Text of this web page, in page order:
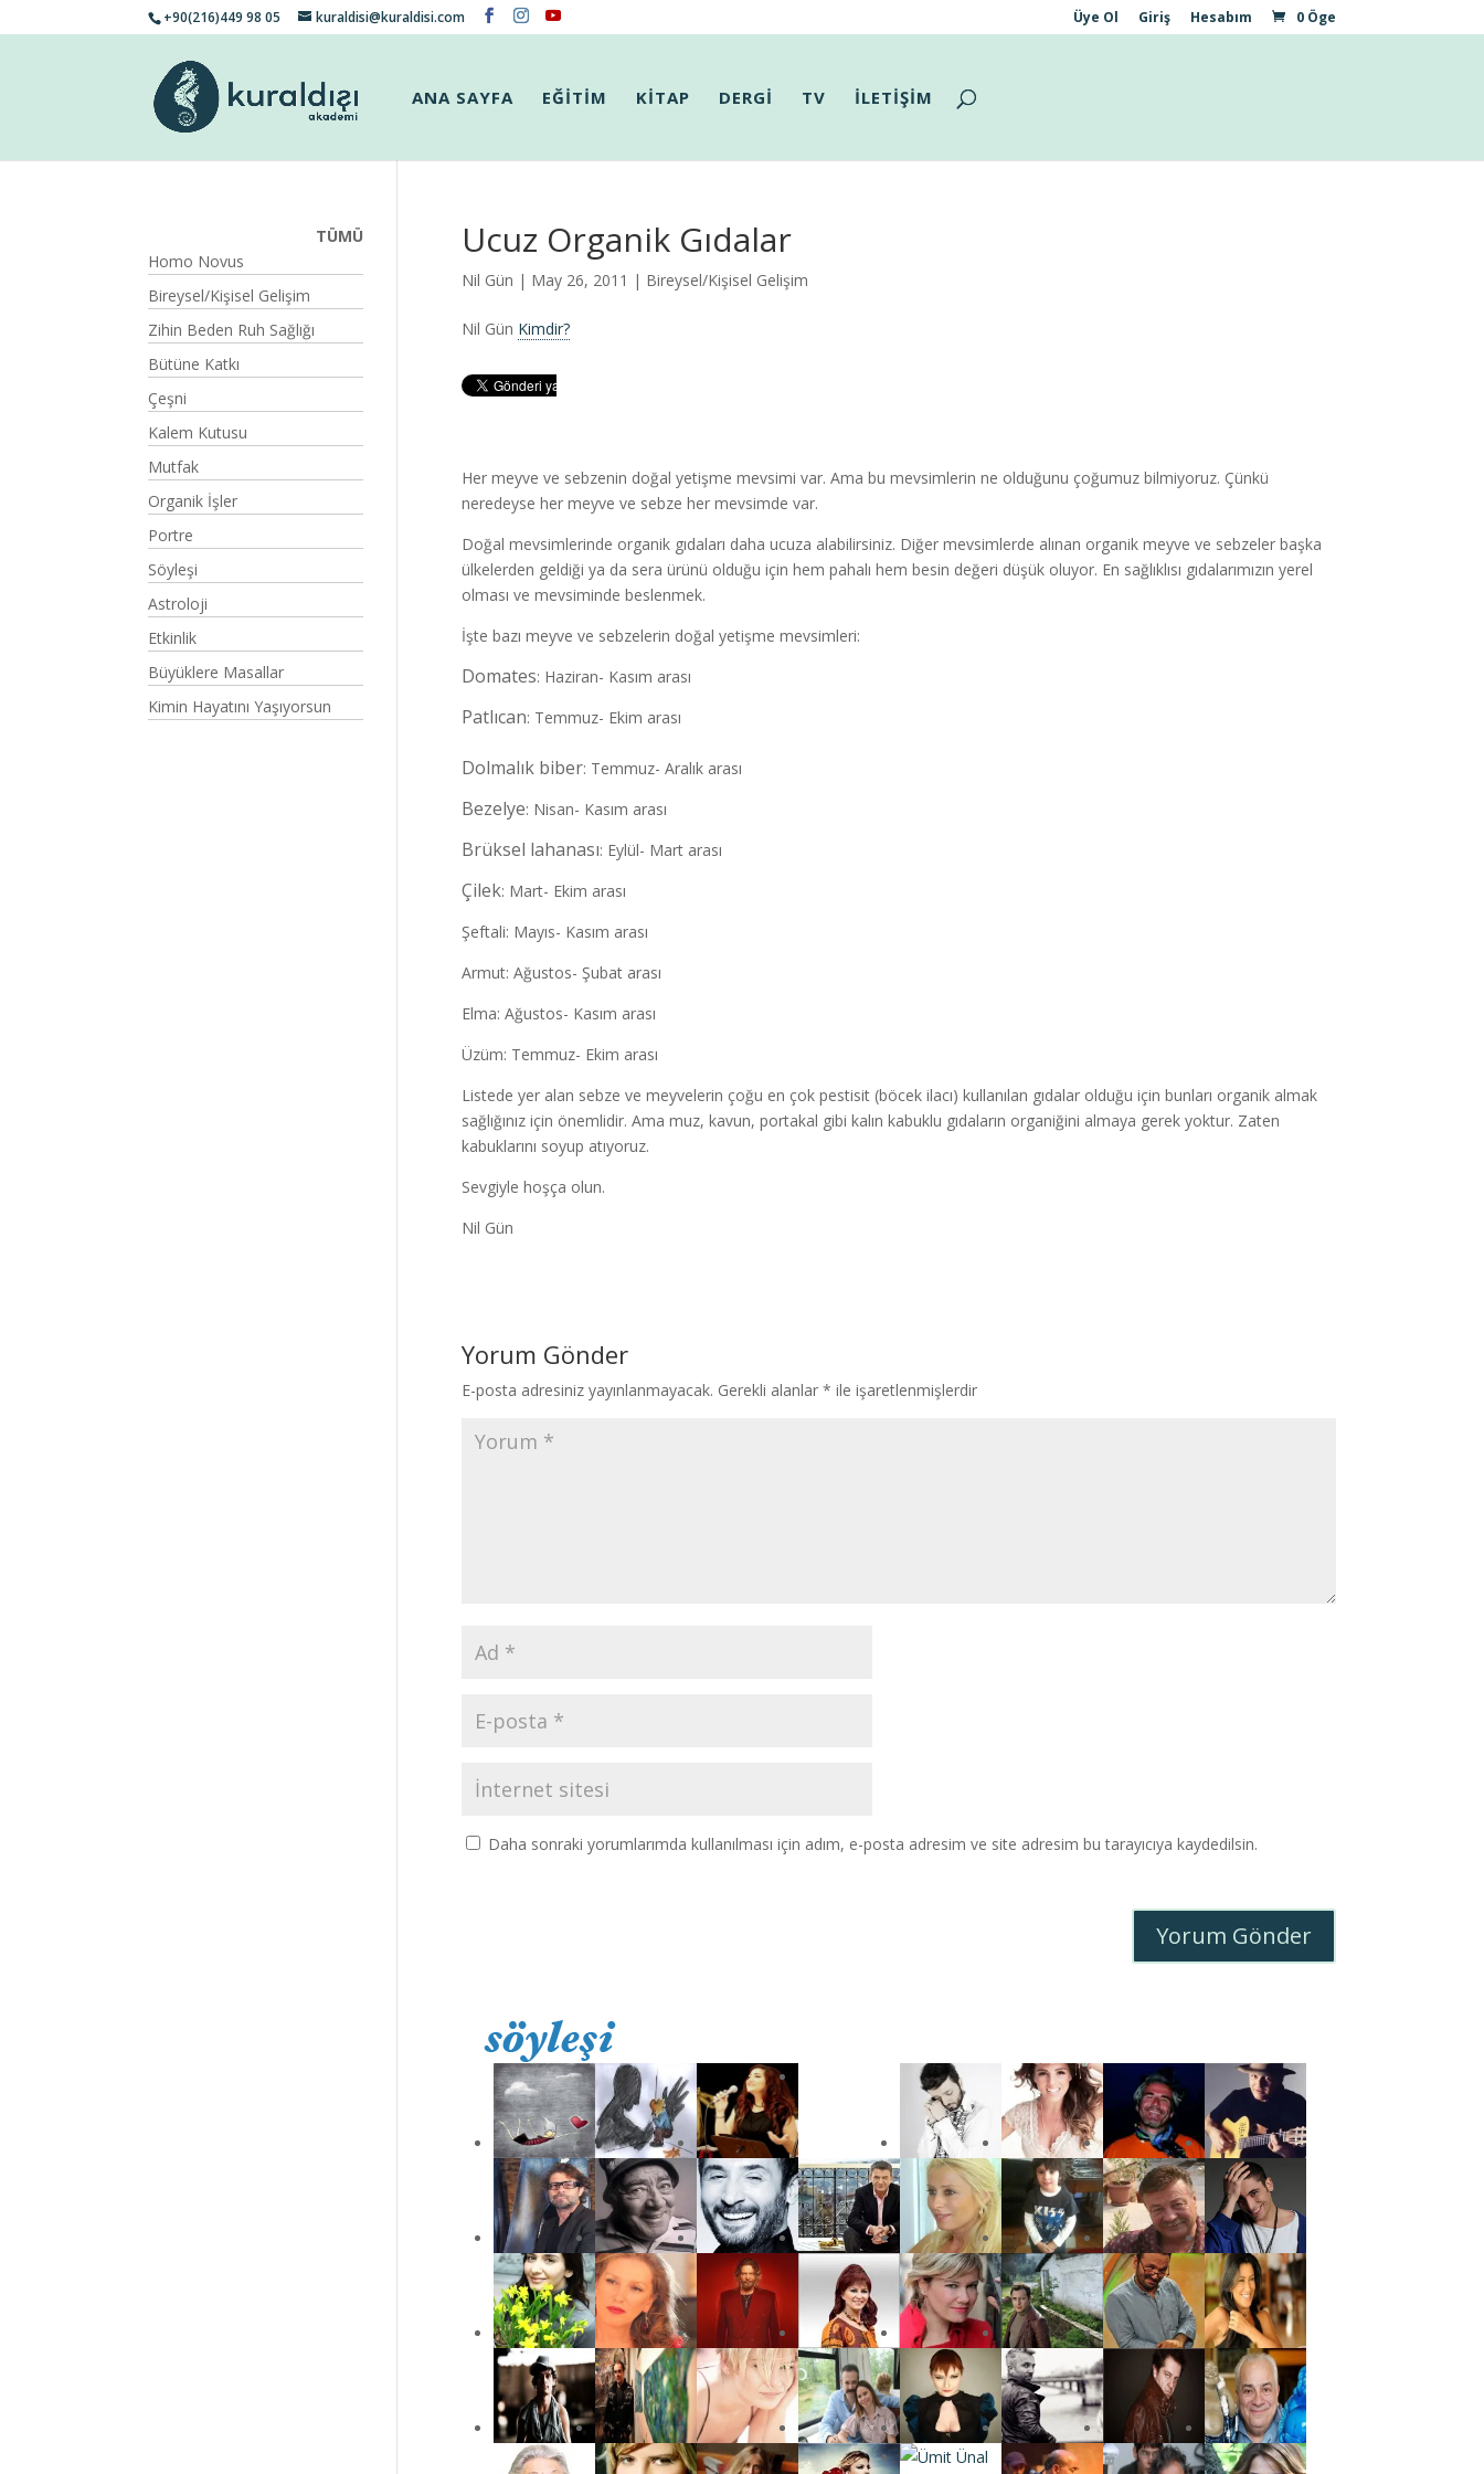
+90(216)449 98 05 kuraldisi@kuraldisi.com Üye Ol Giriş Hesabım 0 Öge
ANA SAYFA EĞİTİM KİTAP DERGİ TV İLETİŞİM
Ucuz Organik Gıdalar
Nil Gün | May 26, 2011 | Bireysel/Kişisel Gelişim
Nil Gün Kimdir?
Her meyve ve sebzenin doğal yetişme mevsimi var. Ama bu mevsimlerin ne olduğunu çoğumuz bilmiyoruz. Çünkü
neredeyse her meyve ve sebze her mevsimde var.
Doğal mevsimlerinde organik gıdaları daha ucuza alabilirsiniz. Diğer mevsimlerde alınan organik meyve ve sebzeler başka
ülkelerden geldiği ya da sera ürünü olduğu için hem pahalı hem besin değeri düşük oluyor. En sağlıklısı gıdalarımızın yerel
olması ve mevsiminde beslenmek.
İşte bazı meyve ve sebzelerin doğal yetişme mevsimleri:
Domates: Haziran- Kasım arası
Patlıcan: Temmuz- Ekim arası
Dolmalık biber: Temmuz- Aralık arası
Bezelye: Nisan- Kasım arası
Brüksel lahanası: Eylül- Mart arası
Çilek: Mart- Ekim arası
Şeftali: Mayıs- Kasım arası
Armut: Ağustos- Şubat arası
Elma: Ağustos- Kasım arası
Üzüm: Temmuz- Ekim arası
Listede yer alan sebze ve meyvelerin çoğu en çok pestisit (böcek ilacı) kullanılan gıdalar olduğu için bunları organik almak
sağlığınız için önemlidir. Ama muz, kavun, portakal gibi kalın kabuklu gıdaların organiğini almaya gerek yoktur. Zaten
kabuklarını soyup atıyoruz.
Sevgiyle hoşça olun.
Nil Gün
Yorum Gönder
E-posta adresiniz yayınlanmayacak. Gerekli alanlar * ile işaretlenmişlerdir
Daha sonraki yorumlarımda kullanılması için adım, e-posta adresim ve site adresim bu tarayıcıya kaydedilsin.
TÜMÜ
Homo Novus
Bireysel/Kişisel Gelişim
Zihin Beden Ruh Sağlığı
Bütüne Katkı
Çeşni
Kalem Kutusu
Mutfak
Organik İşler
Portre
Söyleşi
Astroloji
Etkinlik
Büyüklere Masallar
Kimin Hayatını Yaşıyorsun